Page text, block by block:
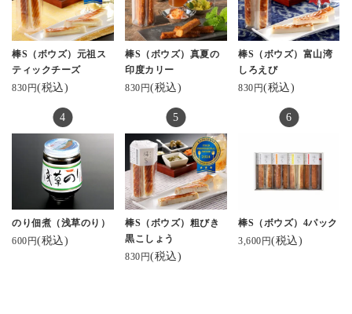
たパッケージの中に個
包装になったチーズか
まぼこ。
かまぼことは思えない
スタイリッシュでかっ
こいいパッケージにき
一つ一つ個包装になっ
てるのも嬉しい！
もちろん見た目だけじ
ゃなく、お味も◎
特注でオーダーされた
すり身と厳選した素材
を合わせて仕上げられ
たスティックかまぼこ
は絶品！
ラー
#河内屋 #酒のあて #
酒スタグラム
#保存料無添加 #プレ
ゼントに #お土産に
PR kamaboko_jp
取り寄せグルメ #富山観
光 #金沢観光 #お酒に合
ュー #かまぼこ
近年いただける誕プレ
は
お酒かおつまみが多い
🤣笑
📷は15年ほど付き合い
友人からいただきまし
さすが…わたしの好み
のリサーチが完璧だわ
#河内屋かまぼこ #棒S
ｰｰｰｯ♡っと叫んだくら
い😍
宝石箱みたい💎✦‧.｡.:
*･:.
お味も勿論、これまで
に数々の受賞をされて
いるのでお墨付きです(*
秋の実りと味覚を堪能
させていただきます〜
ありがとうございます
#蒲鉾本舗河内屋 #棒s #
棒S（ボウズ）元祖ス
ティックチーズ
830円(税込)
棒S（ボウズ）真夏の
印度カリー
830円(税込)
棒S（ボウズ）富山湾
しろえび
830円(税込)
のり佃煮（浅草のり）
600円(税込)
棒S（ボウズ）粗びき
黒こしょう
830円(税込)
棒S（ボウズ）4パック
3,600円(税込)